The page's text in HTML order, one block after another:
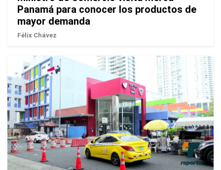
Panamá para conocer los productos de
mayor demanda
Félix Chávez